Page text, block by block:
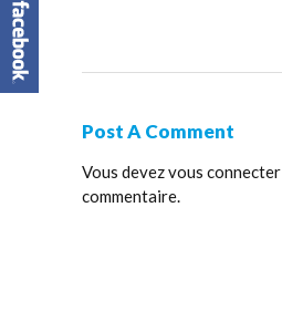
Post A Comment
Vous devezvous connecter
commentaire.